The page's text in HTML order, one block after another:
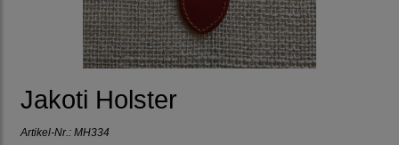
Jakoti Holster
Artikel-Nr.: MH334